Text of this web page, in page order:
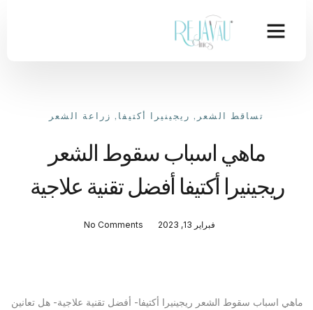
تساقط الشعر , ريجينيرا أكتيفا , زراعة الشعر
ماهي اسباب سقوط الشعر
ريجينيرا أكتيفا أفضل تقنية علاجية
فبراير 13, 2023 No Comments
ماهي اسباب سقوط الشعر ريجينيرا أكتيفا- أفضل تقنية علاجية- هل تعانين